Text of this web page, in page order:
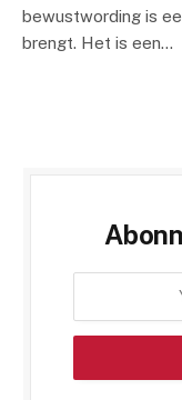
bewustwording is
brengt. Het is een…